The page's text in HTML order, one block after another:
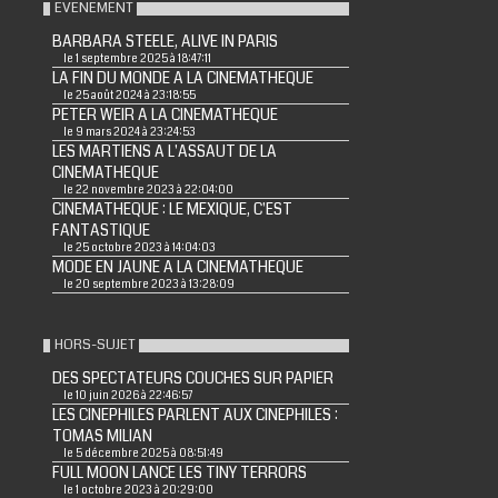
EVENEMENT
BARBARA STEELE, ALIVE IN PARIS
le 1 septembre 2025 à 18:47:11
LA FIN DU MONDE A LA CINEMATHEQUE
le 25 août 2024 à 23:18:55
PETER WEIR A LA CINEMATHEQUE
le 9 mars 2024 à 23:24:53
LES MARTIENS A L'ASSAUT DE LA
CINEMATHEQUE
le 22 novembre 2023 à 22:04:00
CINEMATHEQUE : LE MEXIQUE, C'EST
FANTASTIQUE
le 25 octobre 2023 à 14:04:03
MODE EN JAUNE A LA CINEMATHEQUE
le 20 septembre 2023 à 13:28:09
HORS-SUJET
DES SPECTATEURS COUCHES SUR PAPIER
le 10 juin 2026 à 22:46:57
LES CINEPHILES PARLENT AUX CINEPHILES :
TOMAS MILIAN
le 5 décembre 2025 à 08:51:49
FULL MOON LANCE LES TINY TERRORS
le 1 octobre 2023 à 20:29:00